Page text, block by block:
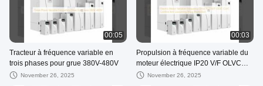
00:05
Tracteur à fréquence variable en
trois phases pour grue 380V-480V
November 26, 2025
00:03
Propulsion à fréquence variable du
moteur électrique IP20 V/F OLVC
CLVC Contrôle de protection contre
November 26, 2025